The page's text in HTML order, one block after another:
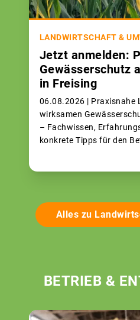
LANDWIRTSCHAFT &
Jetzt anmelden:
Gewässerschutz
in Freising
06.08.2026 | Praxisnahe
wirksamen
– Fachwissen,
konkrete Tipps für den
Alles zu
BETRIEB &